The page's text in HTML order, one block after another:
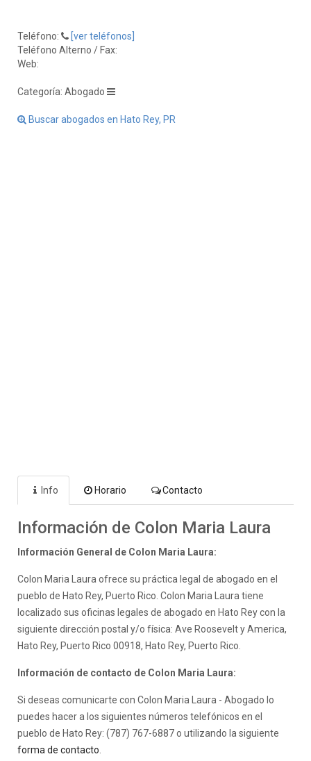
Teléfono:
[ver teléfonos]
Teléfono Alterno / Fax:
Web:
Categoría: Abogado
Buscar abogados en Hato Rey, PR
Info Horario Contacto
Información de Colon Maria Laura
Información General de Colon Maria Laura:
Colon Maria Laura ofrece su práctica legal de abogado en el
pueblo de Hato Rey, Puerto Rico. Colon Maria Laura tiene
localizado sus oficinas legales de abogado en Hato Rey con la
siguiente dirección postal y/o física: Ave Roosevelt y America,
Hato Rey, Puerto Rico 00918, Hato Rey, Puerto Rico.
Información de contacto de Colon Maria Laura:
Si deseas comunicarte con Colon Maria Laura - Abogado lo
puedes hacer a los siguientes números telefónicos en el
pueblo de Hato Rey: (787) 767-6887 o utilizando la siguiente
forma de contacto